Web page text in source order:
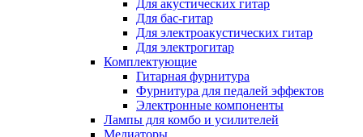
Для акустических гитар
Для бас-гитар
Для электроакустических гитар
Для электрогитар
Комплектующие
Гитарная фурнитура
Фурнитура для педалей эффектов
Электронные компоненты
Лампы для комбо и усилителей
Медиаторы